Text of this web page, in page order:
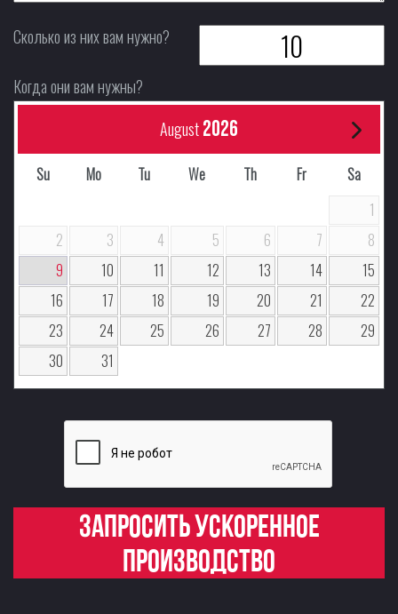
Сколько из них вам нужно?
Когда они вам нужны?
August2026
Su Mo Tu We Th Fr
Sa
1
2
3 4 5 6 7
8
9
10 11 12 13 14
15
16
17 18 19 20 21
22
23
24 25 26 27 28
29
30
31
Запросить ускоренное
производство